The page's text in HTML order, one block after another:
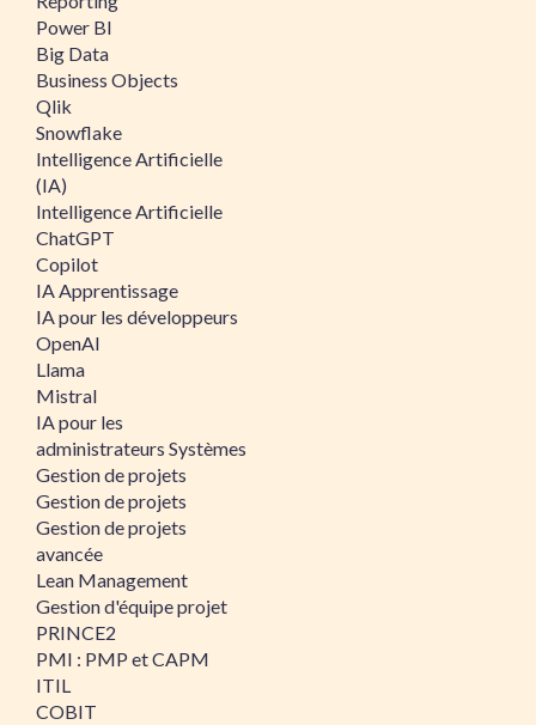
Power BI
Big Data
Business Objects
Qlik
Snowflake
Intelligence Artificielle
(IA)
Intelligence Artificielle
ChatGPT
Copilot
IA Apprentissage
IA pour les développeurs
OpenAI
Llama
Mistral
IA pour les
administrateurs Systèmes
Gestion de projets
Gestion de projets
Gestion de projets
avancée
Lean Management
Gestion d'équipe projet
PRINCE2
PMI : PMP et CAPM
ITIL
COBIT